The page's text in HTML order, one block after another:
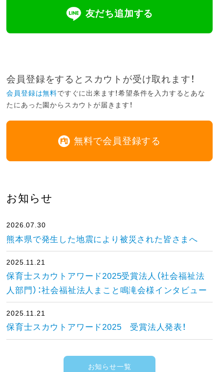
友だち追加する
会員登録をするとスカウトが受け取れます！
会員登録は無料ですぐに出来ます！希望条件を入力するとあな
たにあった園からスカウトが届きます！
無料で会員登録する
お知らせ
2026.07.30
熊本県で発生した地震により被災された皆さまへ
2025.11.21
保育士スカウトアワード2025受賞法人（社会福祉法
人部門）：社会福祉法人まこと鳴滝会様インタビュー
2025.11.21
保育士スカウトアワード2025 受賞法人発表！
お知らせ一覧